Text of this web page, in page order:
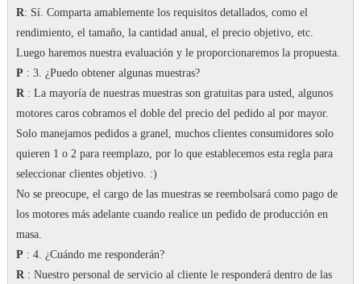
R: Sí. Comparta amablemente los requisitos detallados, como el
rendimiento, el tamaño, la cantidad anual, el precio objetivo, etc.
Luego haremos nuestra evaluación y le proporcionaremos la propuesta.
P : 3. ¿Puedo obtener algunas muestras?
R: La mayoría de nuestras muestras son gratuitas para usted, algunos
motores caros cobramos el doble del precio del pedido al por mayor.
Solo manejamos pedidos a granel, muchos clientes consumidores solo
quieren 1 o 2 para reemplazo, por lo que establecemos esta regla para
seleccionar clientes objetivo. :)
No se preocupe, el cargo de las muestras se reembolsará como pago de
los motores más adelante cuando realice un pedido de producción en
masa.
P : 4. ¿Cuándo me responderán?
R: Nuestro personal de servicio al cliente le responderá dentro de las